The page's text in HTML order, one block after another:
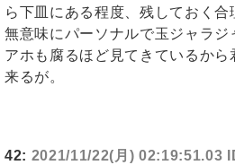
ら下皿にある程度、残しておく合
無意味にパーソナルで玉ジャラジ
アホも腐るほど見てきているか
来るが。
42: 2021/11/22(月) 02:19:51.03